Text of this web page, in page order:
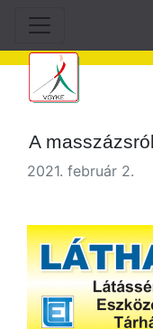
A
2021. február 2.